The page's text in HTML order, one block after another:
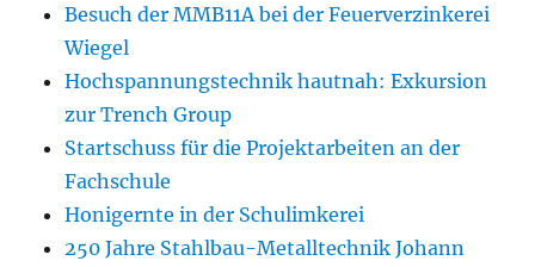
Besuch der MMB11A bei der Feuerverzinkerei
Wiegel
Hochspannungstechnik hautnah: Exkursion
zur Trench Group
Startschuss für die Projektarbeiten an der
Fachschule
Honigernte in der Schulimkerei
250 Jahre Stahlbau-Metalltechnik Johann